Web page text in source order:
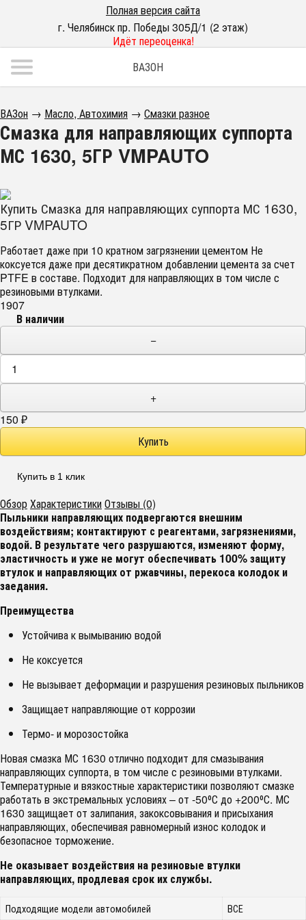
Полная версия сайта
г. Челябинск пр. Победы 305Д/1 (2 этаж)
Идёт переоценка!
ВАЗОН
ВАЗон → Масло, Автохимия → Смазки разное
Смазка для направляющих суппорта
МС 1630, 5ГР VMPAUTO
Купить Смазка для направляющих суппорта МС 1630,
5ГР VMPAUTO
Работает даже при 10 кратном загрязнении цементом Не
коксуется даже при десятикратном добавлении цемента за счет
PTFE в составе. Подходит для направляющих в том числе с
резиновыми втулками.
1907
В наличии
−
+
150 ₽
Купить в 1 клик
ОбзорХарактеристикиОтзывы (0)
Пыльники направляющих подвергаются внешним
воздействиям; контактируют с реагентами, загрязнениями,
водой. В результате чего разрушаются, изменяют форму,
эластичность и уже не могут обеспечивать 100% защиту
втулок и направляющих от ржавчины, перекоса колодок и
заедания.
Преимущества
Устойчива к вымыванию водой
Не коксуется
Не вызывает деформации и разрушения резиновых пыльников
Защищает направляющие от коррозии
Термо- и морозостойка
Новая смазка МС 1630 отлично подходит для смазывания
направляющих суппорта, в том числе с резиновыми втулками.
Температурные и вязкостные характеристики позволяют смазке
работать в экстремальных условиях – от -50⁰С до +200⁰С. МС
1630 защищает от залипания, закоксовывания и присыхания
направляющих, обеспечивая равномерный износ колодок и
безопасное торможение.
Не оказывает воздействия на резиновые втулки
направляющих, продлевая срок их службы.
Подходящие модели автомобилей ВСЕ